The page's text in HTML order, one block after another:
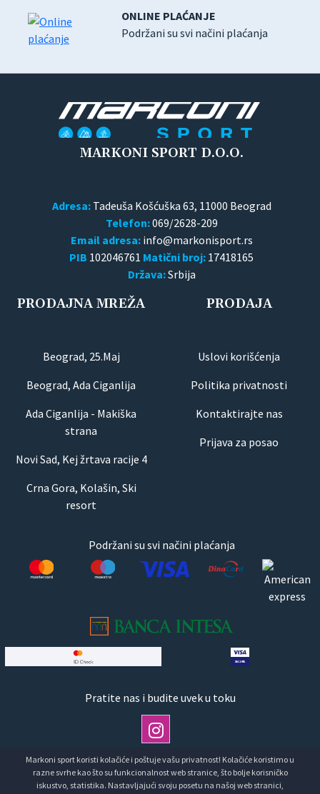
ONLINE PLAĆANJE
Podržani su svi načini plaćanja
MARKONI SPORT D.O.O.
Adresa:Tadeuša Košćuška 63, 11000 Beograd
Telefon:069/2628-209
Email adresa:
PIB 102046761 Matični broj: 17418165
Država:Srbija
PRODAJNA MREŽA
Beograd, 25.Maj
Beograd, Ada Ciganlija
Ada Ciganlija - Makiška
strana
Novi Sad, Kej žrtava racije 4
Crna Gora, Kolašin, Ski
resort
PRODAJA
Uslovi korišćenja
Politika privatnosti
Kontaktirajte nas
Prijava za posao
Podržani su svi načini plaćanja
Pratite nas i budite uvek u toku
Copyright © Markoni Sport doo Markoni sport.Sva prava
Markoni sport koristi kolačiće i poštuje vašu privatnost! Kolačiće koristimo u
razne svrhe kao što su funkcionalnost web stranice, što bolje korisničko
iskustvo, statistika. Nastavljajući svoju posetu na našoj web stranici,